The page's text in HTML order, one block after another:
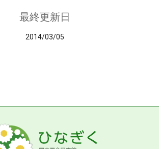
最終更新日
2014/03/05